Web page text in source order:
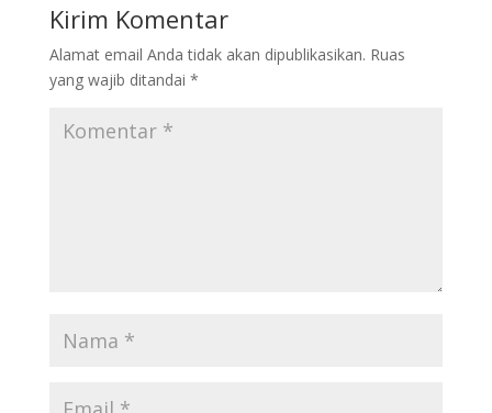
Kirim Komentar
Alamat email Anda tidak akan dipublikasikan. Ruas
yang wajib ditandai *